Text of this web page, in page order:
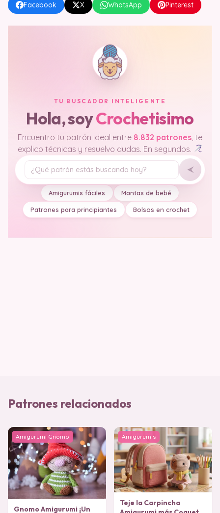
Facebook X WhatsApp Pinterest
TU BUSCADOR INTELIGENTE
Hola, soyCrochetisimo
Encuentro tu patrón ideal entre 8.832 patrones , te
explico técnicas y resuelvo dudas. En segundos.
Tu pregunta
Amigurumis fáciles Mantas de bebé
Patrones para principiantes Bolsos en crochet
Patrones relacionados
Amigurumi Gnomo
Gnomo Amigurumi ¡Un
Amigurumis
Teje la Carpincha